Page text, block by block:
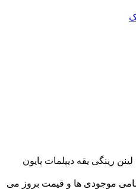
رینگی یقه دیپلمات پایون
موجودی ها و قیمت بروز می